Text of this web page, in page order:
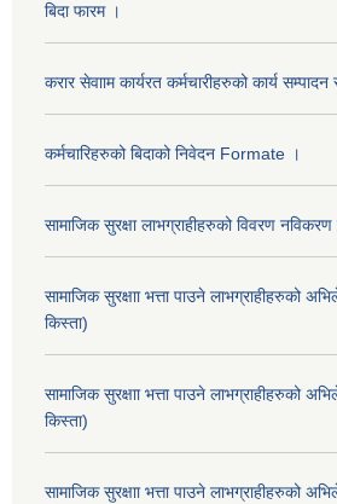
बिदा फारम ।
करार सेवााम कार्यरत कर्मचारीहरुको कार्य
कर्मचारिहरुको बिदाको निवेदन Formate ।
सामाजिक सुरक्षा लाभग्राहीहरुको विवरण नविकरण
सामाजिक सुरक्षाा भत्ता पाउने लाभग्राहीहरुको
किस्ता)
सामाजिक सुरक्षाा भत्ता पाउने लाभग्राहीहरुको
किस्ता)
सामाजिक सुरक्षाा भत्ता पाउने लाभग्राहीहरुको